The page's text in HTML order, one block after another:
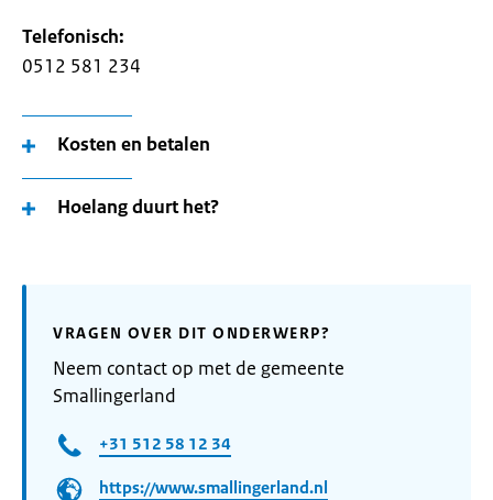
Telefonisch:
0512 581 234
Kosten en betalen
Hoelang duurt het?
VRAGEN OVER DIT ONDERWERP?
Neem contact op met de gemeente
Smallingerland
+31 512 58 12 34
https://www.smallingerland.nl